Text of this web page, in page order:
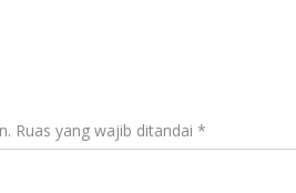
Ruas yang wajib ditandai *